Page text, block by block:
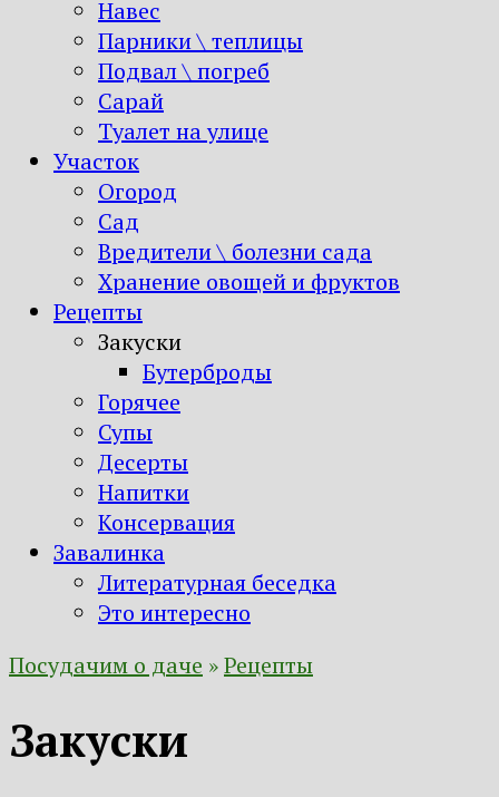
Навес
Парники \ теплицы
Подвал \ погреб
Сарай
Туалет на улице
Участок
Огород
Сад
Вредители \ болезни сада
Хранение овощей и фруктов
Рецепты
Закуски
Бутерброды
Горячее
Супы
Десерты
Напитки
Консервация
Завалинка
Литературная беседка
Это интересно
Посудачим о даче »Рецепты
Закуски